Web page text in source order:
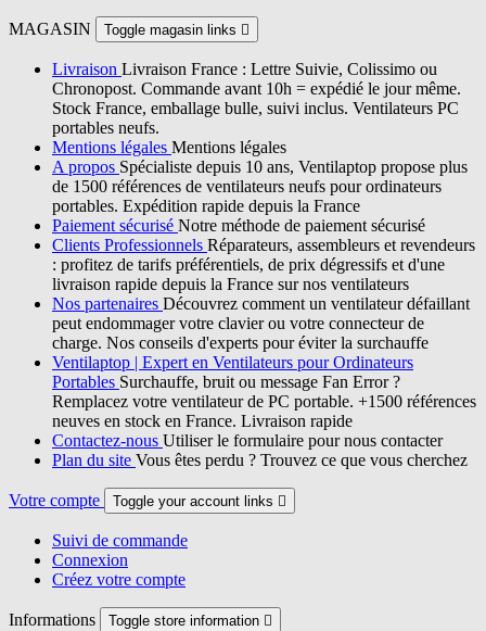
MAGASIN Toggle magasin links 
Livraison Livraison France : Lettre Suivie, Colissimo ou
Chronopost. Commande avant 10h = expédié le jour même.
Stock France, emballage bulle, suivi inclus. Ventilateurs PC
portables neufs.
Mentions légales Mentions légales
A propos Spécialiste depuis 10 ans, Ventilaptop propose plus
de 1500 références de ventilateurs neufs pour ordinateurs
portables. Expédition rapide depuis la France
Paiement sécurisé Notre méthode de paiement sécurisé
Clients Professionnels Réparateurs, assembleurs et revendeurs
: profitez de tarifs préférentiels, de prix dégressifs et d'une
livraison rapide depuis la France sur nos ventilateurs
Nos partenaires Découvrez comment un ventilateur défaillant
peut endommager votre clavier ou votre connecteur de
charge. Nos conseils d'experts pour éviter la surchauffe
Ventilaptop | Expert en Ventilateurs pour Ordinateurs
Portables Surchauffe, bruit ou message Fan Error ?
Remplacez votre ventilateur de PC portable. +1500 références
neuves en stock en France. Livraison rapide
Contactez-nous Utiliser le formulaire pour nous contacter
Plan du site Vous êtes perdu ? Trouvez ce que vous cherchez
Votre compte Toggle your account links 
Suivi de commande
Connexion
Créez votre compte
Informations Toggle store information 